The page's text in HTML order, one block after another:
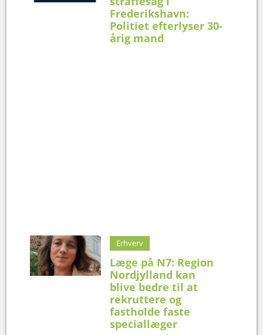
Frederikshavn:
Politiet efterlyser 30-
årig mand
Erhverv
Læge på N7: Region
Nordjylland kan
blive bedre til at
rekruttere og
fastholde faste
speciallæger